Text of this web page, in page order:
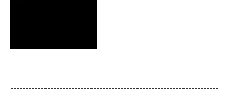
--------------------------------------------------------------------